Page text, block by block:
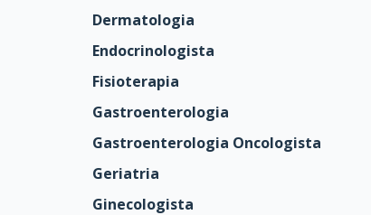
Dermatologia
Endocrinologista
Fisioterapia
Gastroenterologia
Gastroenterologia Oncologista
Geriatria
Ginecologista